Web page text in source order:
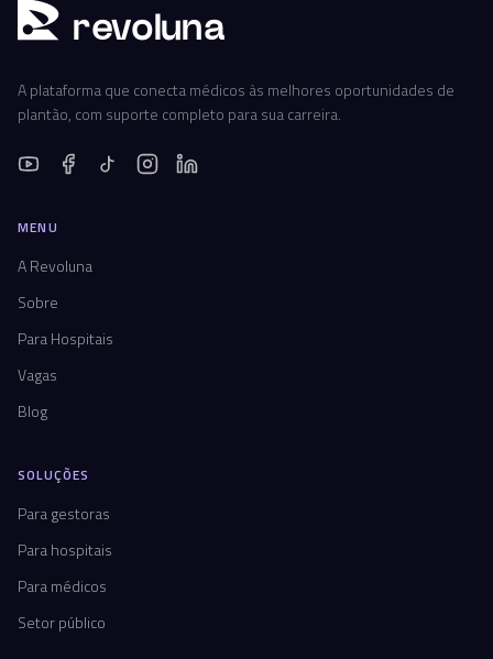
revoluna
A plataforma que conecta médicos às melhores oportunidades de
plantão, com suporte completo para sua carreira.
MENU
A Revoluna
Sobre
Para Hospitais
Vagas
Blog
SOLUÇÕES
Para gestoras
Para hospitais
Para médicos
Setor público